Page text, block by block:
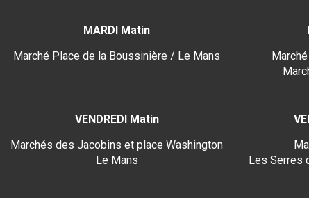
MARDI Matin
Marché Place de la Boussinière / Le Mans
VENDREDI Matin
Marchés des Jacobins et place Washington
Le Mans
Les Serres